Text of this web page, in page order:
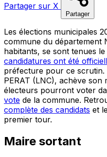
Partager sur X
Partager
Les élections municipales
commune du département
habitants, se sont tenues
candidatures ont été
préfecture pour ce
PERAT (LNC), achève son
électeurs pourront voter
vote de la commune.
complète des candidats et
premier tour.
Maire sortant